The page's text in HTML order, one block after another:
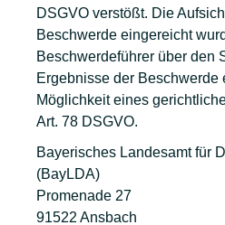
DSGVO verstößt. Die
Beschwerde eingereicht
Beschwerdeführer über den
Ergebnisse der
Möglichkeit eines
Art. 78 DSGVO.
Bayerisches Landesamt für
(BayLDA)
Promenade 27
91522 Ansbach